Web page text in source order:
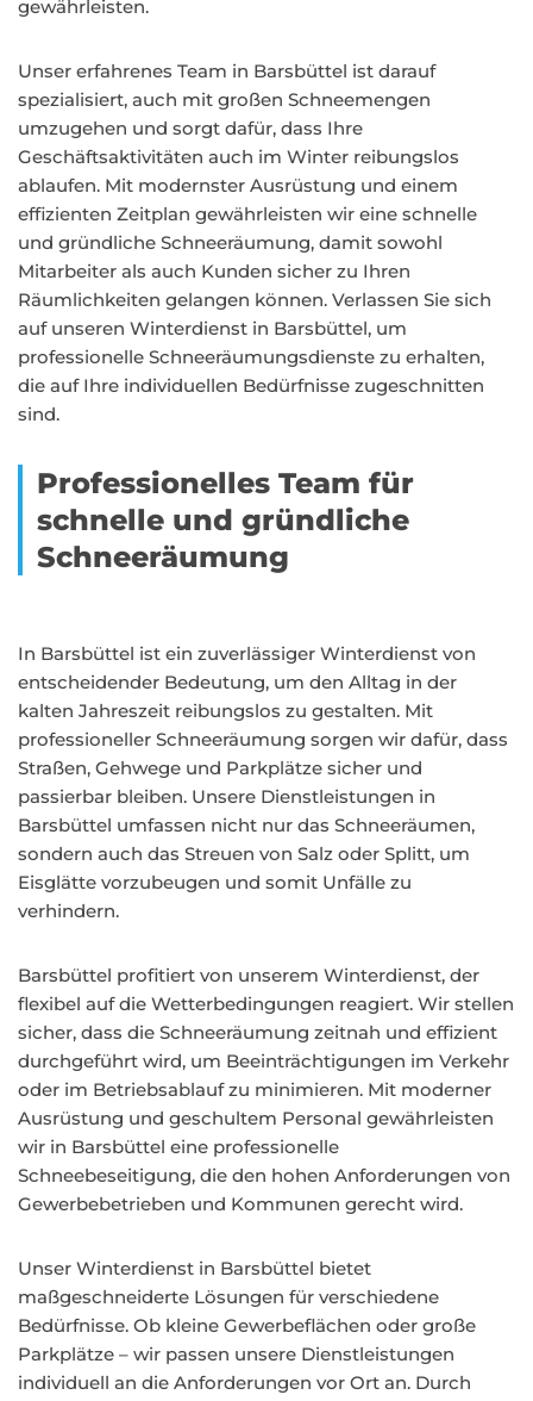
gewährleisten.
Unser erfahrenes Team in Barsbüttel ist darauf
spezialisiert, auch mit großen Schneemengen
umzugehen und sorgt dafür, dass Ihre
Geschäftsaktivitäten auch im Winter reibungslos
ablaufen. Mit modernster Ausrüstung und einem
effizienten Zeitplan gewährleisten wir eine schnelle
und gründliche Schneeräumung, damit sowohl
Mitarbeiter als auch Kunden sicher zu Ihren
Räumlichkeiten gelangen können. Verlassen Sie sich
auf unseren Winterdienst in Barsbüttel, um
professionelle Schneeräumungsdienste zu erhalten,
die auf Ihre individuellen Bedürfnisse zugeschnitten
sind.
Professionelles Team für
schnelle und gründliche
Schneeräumung
In Barsbüttel ist ein zuverlässiger Winterdienst von
entscheidender Bedeutung, um den Alltag in der
kalten Jahreszeit reibungslos zu gestalten. Mit
professioneller Schneeräumung sorgen wir dafür, dass
Straßen, Gehwege und Parkplätze sicher und
passierbar bleiben. Unsere Dienstleistungen in
Barsbüttel umfassen nicht nur das Schneeräumen,
sondern auch das Streuen von Salz oder Splitt, um
Eisglätte vorzubeugen und somit Unfälle zu
verhindern.
Barsbüttel profitiert von unserem Winterdienst, der
flexibel auf die Wetterbedingungen reagiert. Wir stellen
sicher, dass die Schneeräumung zeitnah und effizient
durchgeführt wird, um Beeinträchtigungen im Verkehr
oder im Betriebsablauf zu minimieren. Mit moderner
Ausrüstung und geschultem Personal gewährleisten
wir in Barsbüttel eine professionelle
Schneebeseitigung, die den hohen Anforderungen von
Gewerbebetrieben und Kommunen gerecht wird.
Unser Winterdienst in Barsbüttel bietet
maßgeschneiderte Lösungen für verschiedene
Bedürfnisse. Ob kleine Gewerbeflächen oder große
Parkplätze – wir passen unsere Dienstleistungen
individuell an die Anforderungen vor Ort an. Durch